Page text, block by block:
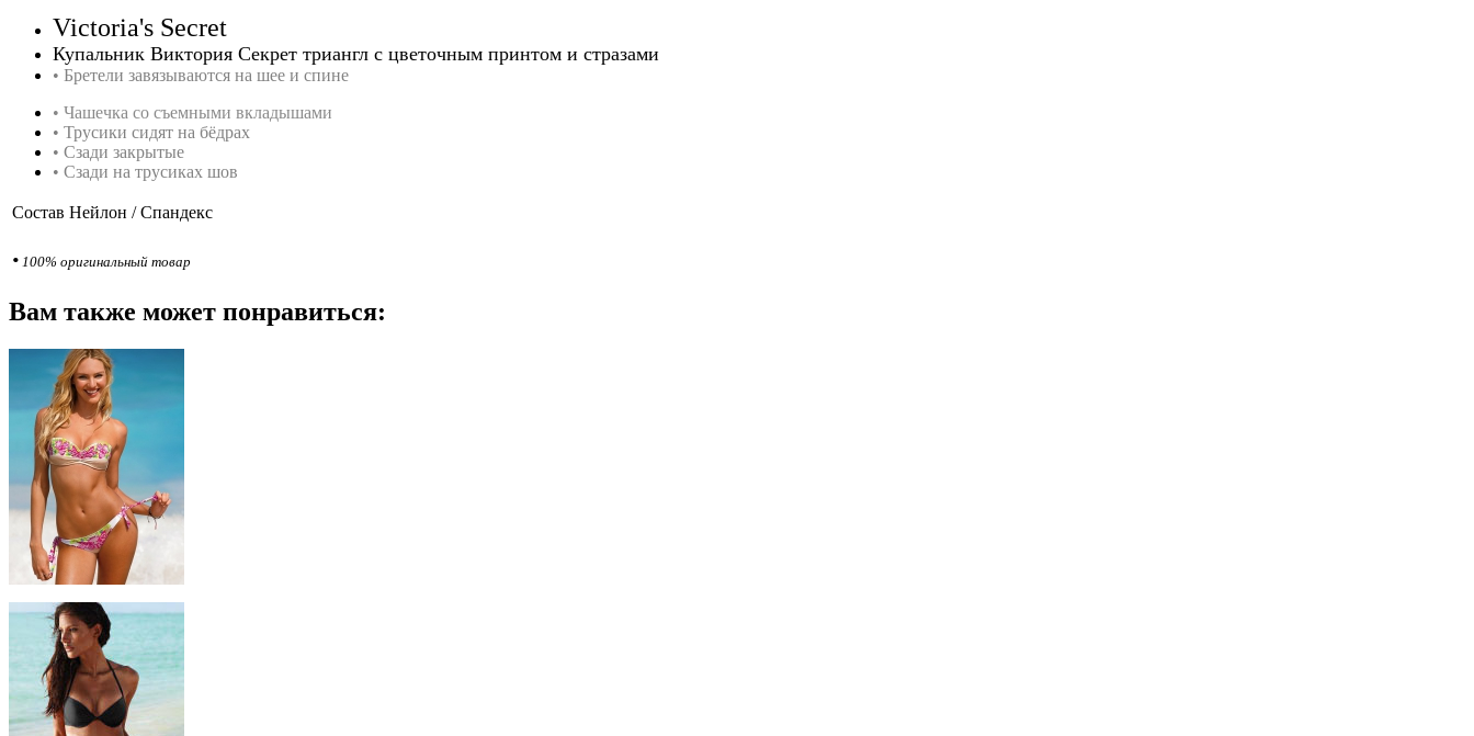
Victoria's Secret
Купальник Виктория Секрет триангл с цветочным принтом и стразами
• Бретели завязываются на шее и спине
• Чашечка со съемными вкладышами
• Трусики сидят на бёдрах
• Сзади закрытые
• Сзади на трусиках шов
Состав Нейлон / Спандекс
• 100% оригинальный товар
Вам также может понравиться: